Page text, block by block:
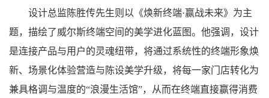
设计总监陈胜传先生则以《焕新终端·赢战未来》为主
题，描绘了威尔斯终端空间的美学进化蓝图。他强调，设计
是连接产品与用户的灵魂纽带，将通过系统性的终端形象焕
新、场景化体验营造与陈设美学升级，将每一家门店转化为
兼具格调与温度的“浪漫生活馆”，从而在终端直接赢得消费